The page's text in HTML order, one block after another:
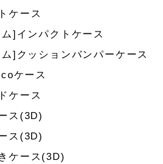
ケース
]インパクトケース
]クッションバンパーケース
ケース
ケース
ス(3D)
ス(3D)
ケース(3D)